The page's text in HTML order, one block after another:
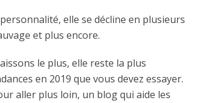
elle se décline en plusieurs
et plus encore.
le plus, elle reste la plus
en 2019 que vous devez essayer.
aller plus loin, un blog qui aide les